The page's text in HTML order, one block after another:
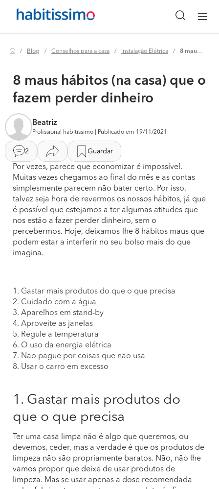
Blog Conselhos para a casa Instalação Elétrica 8 maus hábitos (na casa) que o fazem perder dinheiro
8 maus hábitos (na casa) que o
fazem perder dinheiro
Beatriz
Profissional habitissimo | Publicado em 19/11/2021
2 Guardar
Por vezes, parece que economizar é impossível.
Muitas vezes chegamos ao final do mês e as contas
simplesmente parecem não bater certo. Por isso,
talvez seja hora de revermos os nossos hábitos, já que
é possível que estejamos a ter algumas atitudes que
nos estão a fazer perder dinheiro, sem o
percebermos. Hoje, deixamos-lhe 8 hábitos maus que
podem estar a interferir no seu bolso mais do que
imagina.
1. Gastar mais produtos do que o que precisa
2. Cuidado com a água
3. Aparelhos em stand-by
4. Aproveite as janelas
5. Regule a temperatura
6. O uso da energia elétrica
7. Não pague por coisas que não usa
8. Usar o carro em excesso
1. Gastar mais produtos do
que o que precisa
Ter uma casa limpa não é algo que queremos, ou
devemos, ceder, mas a verdade é que os produtos de
limpeza não são propriamente baratos. Não, não lhe
vamos propor que deixe de usar produtos de
limpeza. Mas se usar apenas a dose recomendada